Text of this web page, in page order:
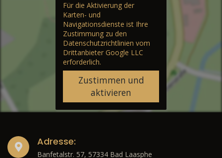
Für die Aktivierung der
Karten- und
Navigationsdienste ist Ihre
Zustimmung zu den
Datenschutzrichtlinien vom
Drittanbieter Google LLC
erforderlich.
Zustimmen und
aktivieren
Adresse:
Banfetalstr. 57, 57334 Bad Laasphe